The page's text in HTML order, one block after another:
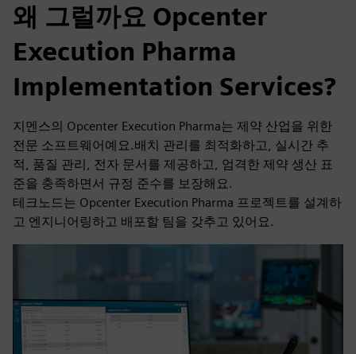
왜 그럴까요 Opcenter
Execution Pharma
Implementation Services?
지멘스의 Opcenter Execution Pharma는 제약 산업을 위한
전문 소프트웨어예요.배치 관리를 최적화하고, 실시간 추
적, 품질 관리, 전자 문서를 제공하고, 엄격한 제약 생산 표
준을 충족하면서 규정 준수를 보장해요.
테크노드는 Opcenter Execution Pharma 프로젝트를 설계하
고 엔지니어링하고 배포할 팀을 갖추고 있어요.